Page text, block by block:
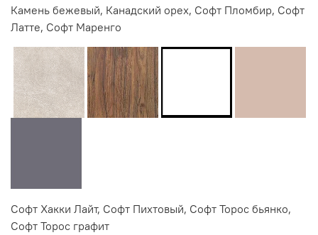
Софт черный
Производитель:
Мебельная фабрика ИНТЕРЬЕР ЦЕНТР
Камень бежевый, Канадский орех, Софт Пломбир, Софт
Латте, Софт Маренго
Софт Хакки Лайт, Софт Пихтовый, Софт Торос бьянко,
Софт Торос графит